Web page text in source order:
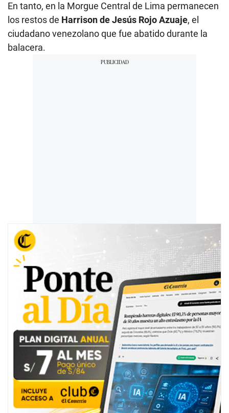
En tanto, en la Morgue Central de Lima permanecen
los restos de Harrison de Jesús Rojo Azuaje, el
ciudadano venezolano que fue abatido durante la
balacera.